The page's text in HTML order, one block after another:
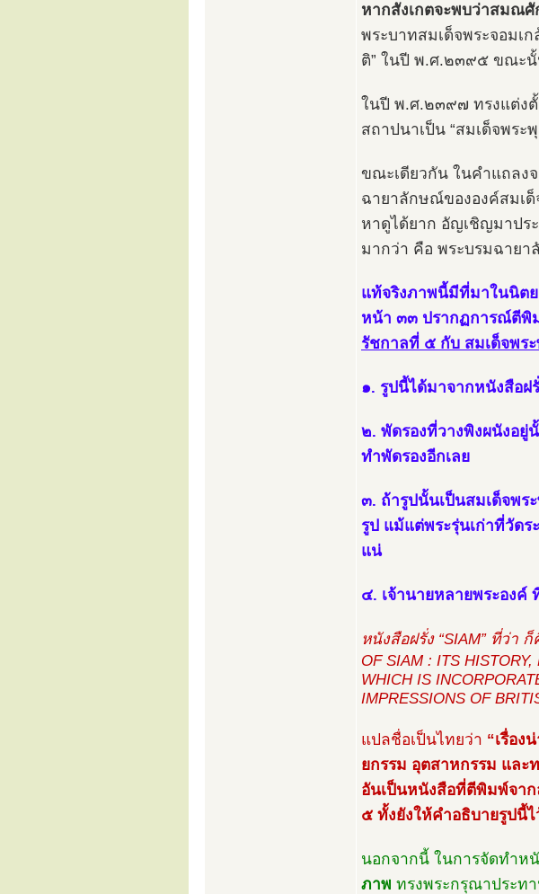
หากสังเกตจะพบว่าสมณ
พระบาทสมเด็จพระจอมเ
ติ” ในปี พ.ศ.๒๓๙๕ ขณะ
ในปี พ.ศ.๒๓๙๗ ทรงแต่งตั้
สถาปนาเป็น “สมเด็จพระ
ขณะเดียวกัน ในคำแถลง
ฉายาลักษณ์ขององค์สมเด็
หาดูได้ยาก อัญเชิญมาปร
มากว่า คือ พระบรมฉายา
แท้จริงภาพนี้มีที่มาในนิต
หน้า ๓๓ ปรากฏการณ์ตีพิ
รัชกาลที่ ๕ กับ สมเด็จพร
๑. รูปนี้ได้มาจากหนังสือฝ
๒. พัดรองที่วางพิงผนังอ
ทำพัดรองอีกเลย
๓. ถ้ารูปนั้นเป็นสมเด็จพร
รูป แม้แต่พระรุ่นเก่าที่วัด
แน่
๔. เจ้านายหลายพระองค์
หนังสือฝรั่ง “SIAM” ที่ว่า
OF SIAM : ITS
WHICH IS
IMPRESSIONS OF
แปลชื่อเป็นไทยว่า “เรื่อง
ยกรรม อุตสาหกรรม และ
อันเป็นหนังสือที่ตีพิมพ์จา
๕ ทั้งยังให้คำอธิบายรูปนี้ไ
นอกจากนี้ ในการจัดทำห
ภาพ ทรงพระกรุณาประท